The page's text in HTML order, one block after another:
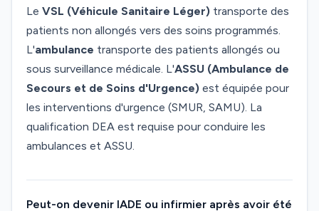
Le VSL (Véhicule Sanitaire Léger) transporte des
patients non allongés vers des soins programmés.
L'ambulance transporte des patients allongés ou
sous surveillance médicale. L'ASSU (Ambulance de
Secours et de Soins d'Urgence) est équipée pour
les interventions d'urgence (SMUR, SAMU). La
qualification DEA est requise pour conduire les
ambulances et ASSU.
Peut-on devenir IADE ou infirmier après avoir été